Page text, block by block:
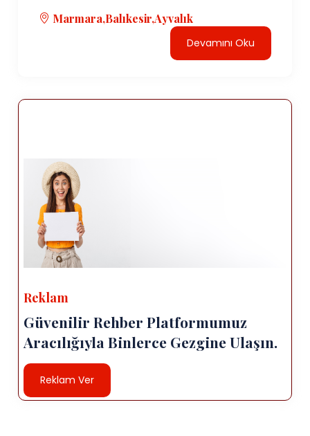
Marmara,Balıkesir,Ayvalık
Devamını Oku
Reklam
Güvenilir Rehber Platformumuz
Aracılığıyla Binlerce Gezgine Ulaşın.
Reklam Ver